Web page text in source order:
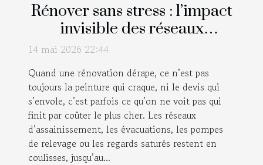
Rénover sans stress : l’impact
invisible des réseaux
d’assainissement
14 mai 2026 22:44
Quand une rénovation dérape, ce n’est pas
toujours la peinture qui craque, ni le devis qui
s’envole, c’est parfois ce qu’on ne voit pas qui
finit par coûter le plus cher. Les réseaux
d’assainissement, les évacuations, les pompes
de relevage ou les regards saturés restent en
coulisses, jusqu’au...